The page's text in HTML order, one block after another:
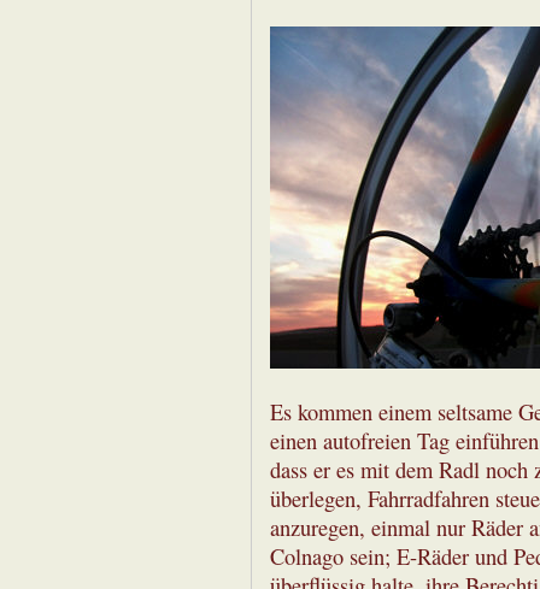
Es kommen einem seltsame
einen autofreien Tag
dass er es mit dem Radl
überlegen, Fahrradfahren
anzuregen, einmal nur Räder
Colnago sein; E-Räder und